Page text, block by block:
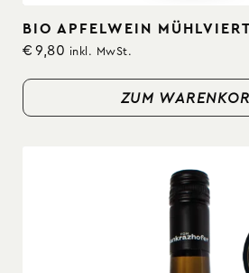
ZUM
ZUM
BIO APFELWEIN
€ 9,80 inkl. MwSt.